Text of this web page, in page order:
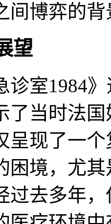
间博弈的背
望
诊室1984
了当时法
呈现了一
困境，尤
过去多年